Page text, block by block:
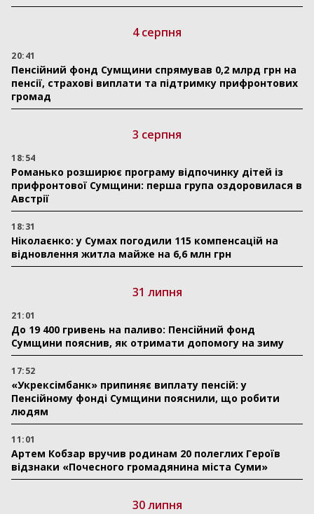
4 серпня
20:41
Пенсійний фонд Сумщини спрямував 0,2 млрд грн на
пенсії, страхові виплати та підтримку прифронтових
громад
3 серпня
18:54
Романько розширює програму відпочинку дітей із
прифронтової Сумщини: перша група оздоровилася в
Австрії
18:31
Ніколаєнко: у Сумах погодили 115 компенсацій на
відновлення житла майже на 6,6 млн грн
31 липня
21:01
До 19 400 гривень на паливо: Пенсійний фонд
Сумщини пояснив, як отримати допомогу на зиму
17:52
«Укрексімбанк» припиняє виплату пенсій: у
Пенсійному фонді Сумщини пояснили, що робити
людям
11:01
Артем Кобзар вручив родинам 20 полеглих Героїв
відзнаки «Почесного громадянина міста Суми»
30 липня